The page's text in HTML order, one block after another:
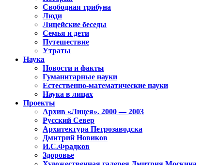
Свободная трибуна
Люди
Лицейские беседы
Семья и дети
Путешествие
Утраты
Наука
Новости и факты
Гуманитарные науки
Естественно-математические науки
Наука в лицах
Проекты
Архив «Лицея». 2000 — 2003
Русский Север
Архитектура Петрозаводска
Дмитрий Новиков
И.С.Фрадков
Здоровье